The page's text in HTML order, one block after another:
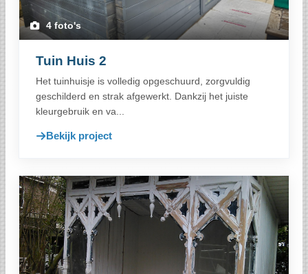
4 foto's
Tuin Huis 2
Het tuinhuisje is volledig opgeschuurd, zorgvuldig
geschilderd en strak afgewerkt. Dankzij het juiste
kleurgebruik en va...
Bekijk project